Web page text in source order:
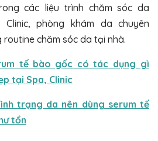
các liệu trình chăm sóc da
phòng khám da chuyên
chăm sóc da tại nhà.
tế bào gốc có tác dụng gì
tại Spa, Clinic
trạng da nên dùng serum tế
tổn